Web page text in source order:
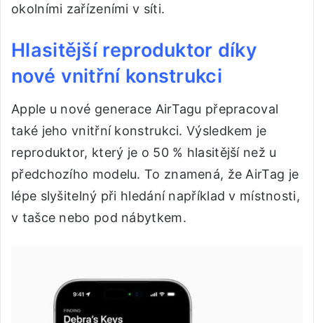
okolními zařízeními v síti.
Hlasitější reproduktor díky
nové vnitřní konstrukci
Apple u nové generace AirTagu přepracoval
také jeho vnitřní konstrukci. Výsledkem je
reproduktor, který je o 50 % hlasitější než u
předchozího modelu. To znamená, že AirTag je
lépe slyšitelný při hledání například v místnosti,
v tašce nebo pod nábytkem.